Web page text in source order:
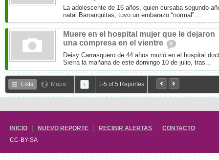
La adolescente de 16 años, quien cursaba segundo
natal Barranquitas, tuvo un embarazo “normal”....
Muere en el hospital mujer que le dejaron
una compresa en el vientre
0
Deisy Carrasquero de 44 años murió en el hospital
Sierra la mañana de este domingo 10 de julio, tras...
Lista Mapa 1 1-5 of 5 Reportes
INICIO NUEVO REPORTE RECIBIR ALERTAS
CONTACTO
CC-BY-SA